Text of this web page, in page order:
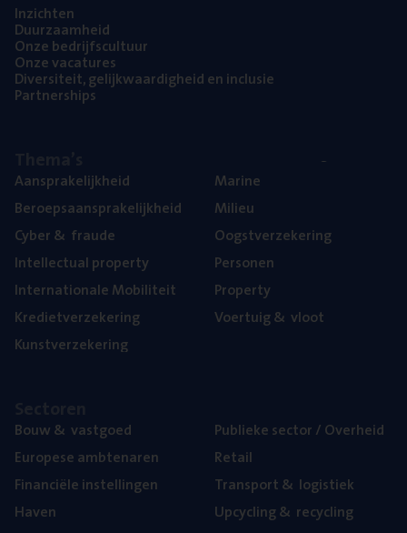
Inzich­ten
Duur­zaam­heid
Onze bedrijfs­cul­tuur
Onze vaca­tu­res
Diver­si­teit, gelijk­waar­dig­heid en inclusie
Part­ner­ships
Aan­spra­ke­lijk­heid
Beroeps­aan­spra­ke­lijk­heid
Cyber& fraude
Intel­lec­tu­al property
Inter­na­ti­o­na­le Mobiliteit
Kre­diet­ver­ze­ke­ring
Kunst­ver­ze­ke­ring
Mari­ne
Mili­eu
Oogst­ver­ze­ke­ring
Per­so­nen
Pro­per­ty
Voer­tuig& vloot
Bouw& vastgoed
Euro­pe­se ambtenaren
Finan­ci­ë­le instellingen
Haven
Publie­ke sec­tor / Overheid
Retail
Trans­port& logistiek
Upcy­cling& recycling